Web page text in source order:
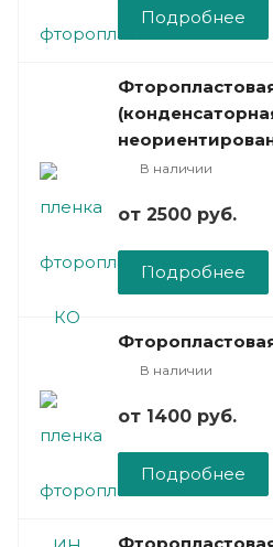
Подробнее
В наличии
от 2500 руб.
Подробнее
В наличии
от 1400 руб.
Подробнее